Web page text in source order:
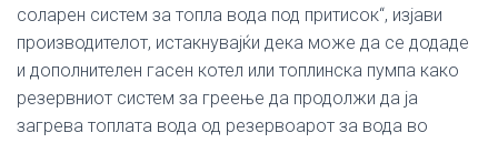
соларен систем за топла вода под притисок“, изјави
производителот, истакнувајќи дека може да се додаде
и дополнителен гасен котел или топлинска пумпа како
резервниот систем за греење да продолжи да ја
загрева топлата вода од резервоарот за вода во